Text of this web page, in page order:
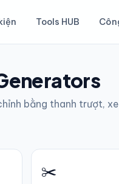
Tools HUB
bằng thanh trượt,
✂️